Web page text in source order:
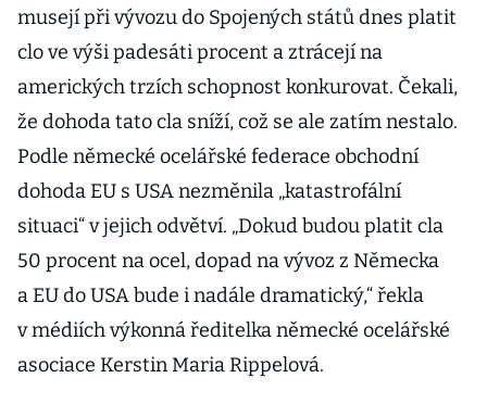
musejí při vývozu do Spojených států dnes platit
clo ve výši padesáti procent a ztrácejí na
amerických trzích schopnost konkurovat. Čekali,
že dohoda tato cla sníží, což se ale zatím nestalo.
Podle německé ocelářské federace obchodní
dohoda EU s USA nezměnila „katastrofální
situaci“ v jejich odvětví. „Dokud budou platit cla
50 procent na ocel, dopad na vývoz z Německa
a EU do USA bude i nadále dramatický,“ řekla
v médiích výkonná ředitelka německé ocelářské
asociace Kerstin Maria Rippelová.